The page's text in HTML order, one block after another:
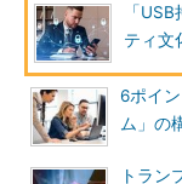
「
ティ文
6ポイ
ム」の
トラン